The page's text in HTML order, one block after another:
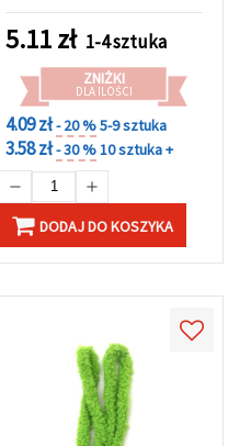
kreatywnych projektów
DIY
5.11zł 1-4 sztuka
ZNIŻKI
DLA ILOŚCI
4.09 zł- 20 %5-9 sztuka
3.58 zł- 30 %10 sztuka +
DODAJ DO KOSZYKA